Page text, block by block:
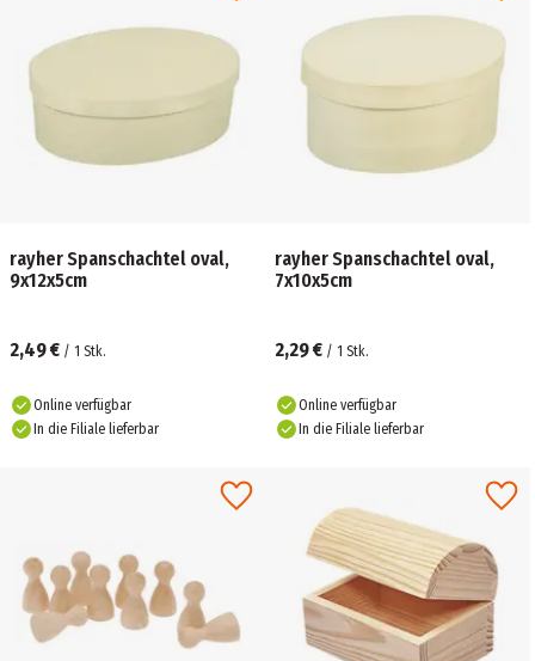
rayher Spanschachtel oval,
9x12x5cm
2,49 € / 1 Stk.
Online verfügbar
In die Filiale lieferbar
rayher Spanschachtel oval,
7x10x5cm
2,29 € / 1 Stk.
Online verfügbar
In die Filiale lieferbar